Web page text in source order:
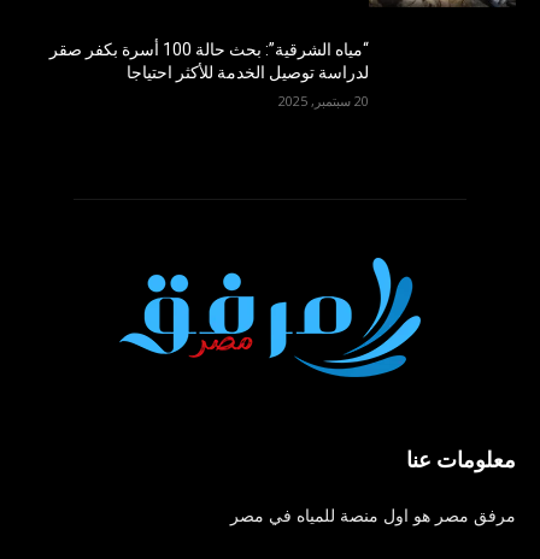
“مياه الشرقية”: بحث حالة 100 أسرة بكفر صقر
لدراسة توصيل الخدمة للأكثر احتياجا
20 سبتمبر, 2025
معلومات عنا
مرفق مصر هو اول منصة للمياه في مصر